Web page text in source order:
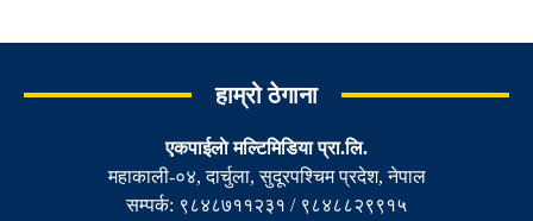
हाम्रो ठेगाना
एकपाईलाे मल्टिमिडिया प्रा.लि.
महाकाली-०४, दार्चुला, सुदूरपश्चिम प्रदेश, नेपाल
सम्पर्क: ९८४८७११२३१ / ९८४८८२९९१५